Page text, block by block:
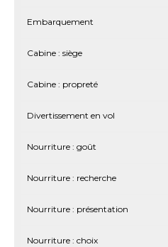
Embarquement
Cabine : siège
Cabine : propreté
Divertissement en vol
Nourriture : goût
Nourriture : recherche
Nourriture : présentation
Nourriture : choix